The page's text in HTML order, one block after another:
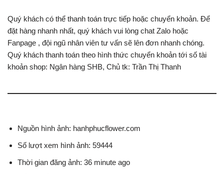
Quý khách có thể thanh toán trực tiếp hoặc chuyển khoản. Để
đặt hàng nhanh nhất, quý khách vui lòng chat Zalo hoặc
Fanpage , đội ngũ nhân viên tư vấn sẽ lên đơn nhanh chóng.
Quý khách thanh toán theo hình thức chuyển khoản tới số tài
khoản shop: Ngân hàng SHB, Chủ tk: Trần Thị Thanh
Nguồn hình ảnh: hanhphucflower.com
Số lượt xem hình ảnh: 59444
Thời gian đăng ảnh: 36 minute ago